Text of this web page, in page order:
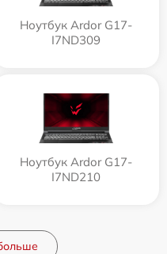
Ноутбук Ardor G17-
I7ND309
Ноутбук Ardor G17-
I7ND210